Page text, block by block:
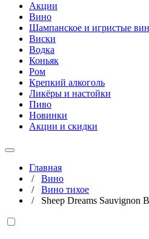
Акции
Вино
Шампанское и игристые
Виски
Водка
Коньяк
Ром
Крепкий алкоголь
Ликёры и настойки
Пиво
Новинки
Акции и скидки
Главная
/ Вино
/ Вино тихое
/ Sheep Dreams Sauvignon